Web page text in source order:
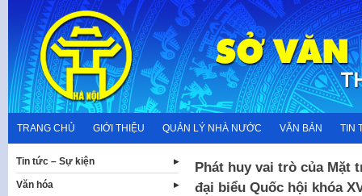
content
TRANG CHỦ GIỚI THIỆU QUẢN LÝ NHÀ NƯỚC VĂN BẢN TIN
Phát huy vai trò của Mặt
đại biểu Quốc hội khóa
Tin tức – Sự kiện
Văn hóa